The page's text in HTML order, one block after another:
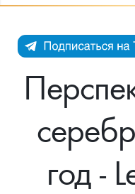
Каталог Монет
Инвестиционные монеты
Монеты Россия и СССР
Памятные и старинные монеты
Монеты Царской России
Монеты стран мира после
Георгий Победоносец
Инфо
Как сделать заказ
Доставка
Информация
Аналитика и события
год -